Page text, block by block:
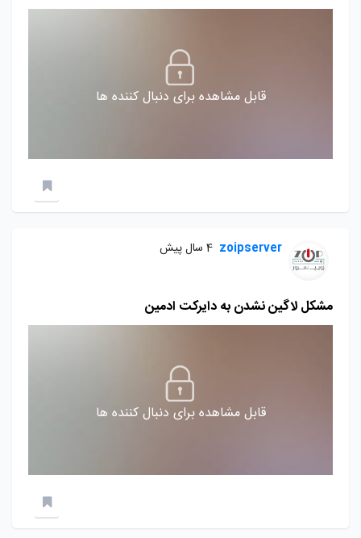
قابل مشاهده برای دنبال کننده ها
zoipserver 4 سال پیش
مشکل لاگین نشدن به دایرکت ادمین
قابل مشاهده برای دنبال کننده ها